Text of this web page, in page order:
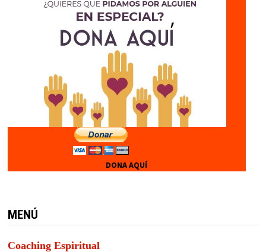
DONA AQUÍ
MENÚ
Coaching Espiritual